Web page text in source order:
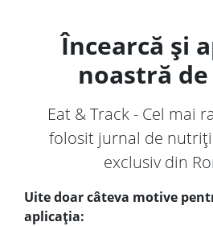
Încearcă și
noastră
Eat & Track - Cel mai
folosit jurnal de
exclusiv din
Uite doar câteva motive
aplicația: